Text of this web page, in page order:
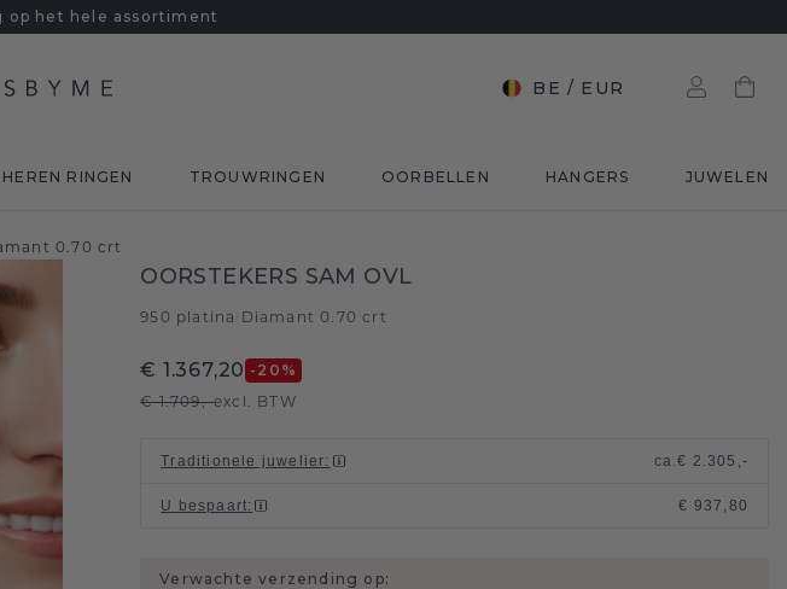
op het hele assortiment
BE / EUR
HEREN RINGEN TROUWRINGEN OORBELLEN HANGERS JUWELEN
0.70 crt
OORSTEKERS SAM OVL
950 platina Diamant 0.70 crt
€ 1.367,20 -20 %
€ 1.709,-excl. BTW
Traditionele juwelier: ca.€ 2.305,-
U bespaart: € 937,80
Verwachte verzending op: